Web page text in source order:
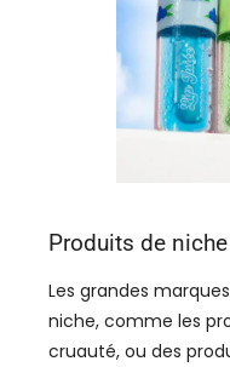
Produits de niche
Les grandes
niche, comme les
cruauté, ou des